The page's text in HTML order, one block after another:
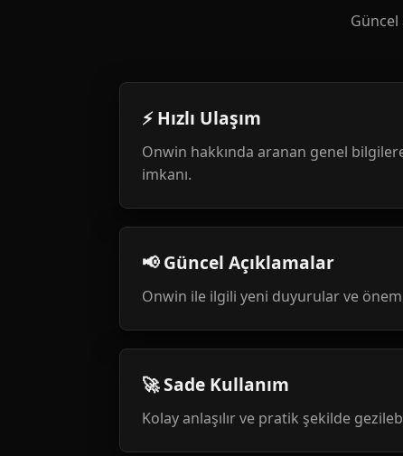
Güncel
⚡ Hızlı Ulaşım
Onwin hakkında aranan genel
imkanı.
📢 Güncel Açıklamalar
Onwin ile ilgili yeni duyurular ve
🚀 Sade Kullanım
Kolay anlaşılır ve pratik şekilde